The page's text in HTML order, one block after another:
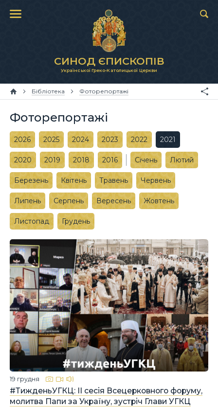
СИНОД ЄПИСКОПІВ
Української Греко-Католицької Церкви
Бібліотека Фоторепортажі
Фоторепортажі
2026 2025 2024 2023 2022 2021
2020 2019 2018 2016 Січень Лютий
Березень Квітень Травень Червень
Липень Серпень Вересень Жовтень
Листопад Грудень
#ТижденьУГКЦ: ІІ сесія Всецерковного форуму,
молитва Папи за Україну, зустріч Глави УГКЦ
19 грудня